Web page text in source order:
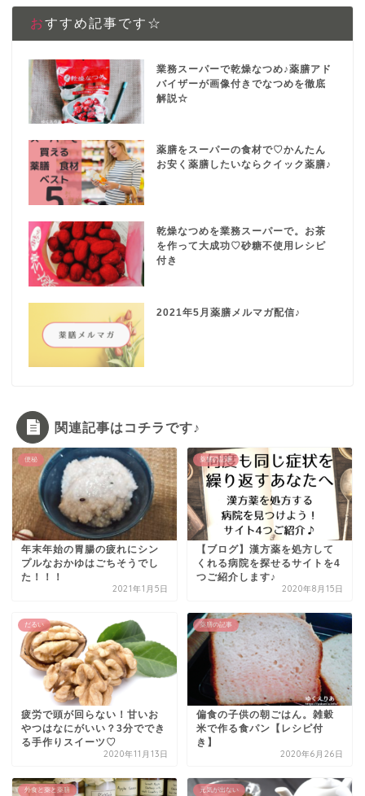
おすすめ記事です☆
業務スーパーで乾燥なつめ♪薬膳アド
バイザーが画像付きでなつめを徹底
解説☆
薬膳をスーパーの食材で♡かんたん
お安く薬膳したいならクイック薬膳♪
乾燥なつめを業務スーパーで。お茶
を作って大成功♡砂糖不使用レシピ
付き
2021年5月薬膳メルマガ配信♪
関連記事はコチラです♪
便秘
年末年始の胃腸の疲れにシン
プルなおかゆはごちそうでし
た！！！
2021年1月5日
薬膳の記事
【ブログ】漢方薬を処方して
くれる病院を探せるサイトを4
つご紹介します♪
2020年8月15日
だるい
疲労で頭が回らない！甘いお
やつはなにがいい？3分ででき
る手作りスイーツ♡
2020年11月13日
薬膳の記事
偏食の子供の朝ごはん。雑穀
米で作る食パン【レシピ付
き】
2020年6月26日
外食と薬と薬膳 元気が出ない